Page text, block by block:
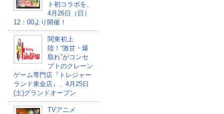
ト初コラボを、
4月26日（日）
12：00より開催！
関東初上
陸！“激甘・爆
取れ”がコンセ
プトのクレーン
ゲーム専門店『トレジャー
ランド東金店』、4月25日
(土)グランドオープン
TVアニメ